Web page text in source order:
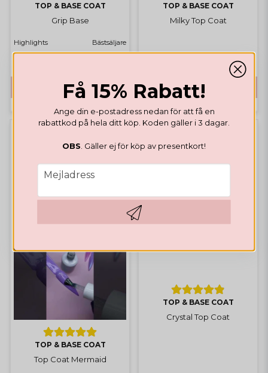
TOP & BASE COAT
Grip Base
Highlights Bästsäljare
€ 17,67
KÖP
TOP & BASE COAT
Milky Top Coat
€ 20,34
KÖP
TOP & BASE COAT
Top Coat Mermaid
TOP & BASE COAT
Crystal Top Coat
Få 15% Rabatt!
Ange din e-postadress nedan för att få en
rabattkod på hela ditt köp. Koden gäller i 3 dagar.
OBS . Gäller ej för köp av presentkort!
email
Mejladress